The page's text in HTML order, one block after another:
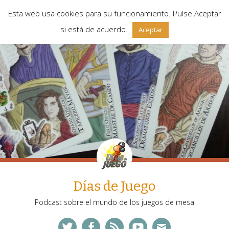
Días de Juego
Podcast sobre el mundo de los juegos de mesa
Esta web usa cookies para su funcionamiento. Pulse Aceptar
si está de acuerdo.
Aceptar